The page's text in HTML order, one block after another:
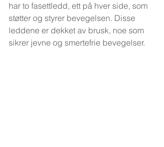
har to fasettledd, ett på hver side, som
støtter og styrer bevegelsen. Disse
leddene er dekket av brusk, noe som
sikrer jevne og smertefrie bevegelser.